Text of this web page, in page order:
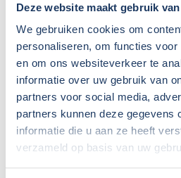
Deze website maakt gebruik
We gebruiken cookies om
personaliseren, om functies
en om ons websiteverkeer te
informatie over uw gebruik van
partners voor social media,
partners kunnen deze gegevens
informatie die u aan ze heeft
verzameld op basis van uw
Geen afleverkosten of
Duidelijk en eerlijk advies
Uitgebreide uitleg bij
Snelle service bij vragen of
Garantiezaken vaak
servicepunten
Scherpe prijzen voor
Afhandeling van
Crosscamp en Dethleffs